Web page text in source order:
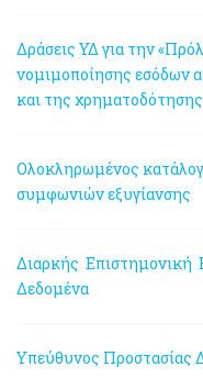
Δράσεις ΥΔ για την
νομιμοποίησης εσόδων
και της
Ολοκληρωμένος
συμφωνιών εξυγίανσης
Διαρκής Επιστημονική
Δεδομένα
Υπεύθυνος Προστασίας